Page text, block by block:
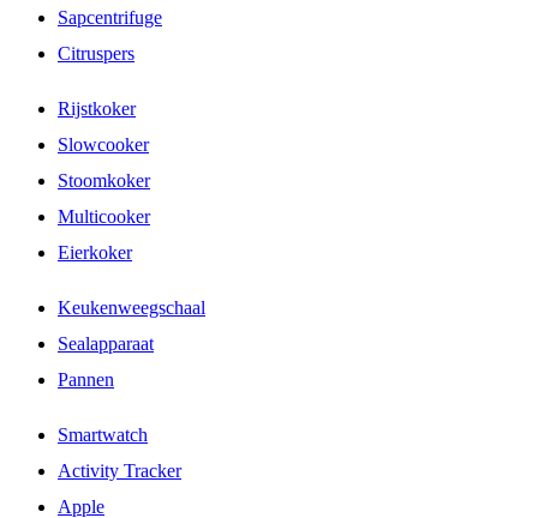
Sapcentrifuge
Citruspers
Rijstkoker
Slowcooker
Stoomkoker
Multicooker
Eierkoker
Keukenweegschaal
Sealapparaat
Pannen
Smartwatch
Activity Tracker
Apple